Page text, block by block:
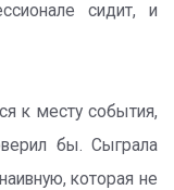
сидит, и
к месту события,
бы. Сыграла
которая не